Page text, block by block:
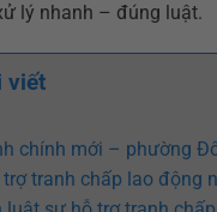
lý nhanh – đúng luật.
viết
chính mới – phường
trợ tranh chấp lao động